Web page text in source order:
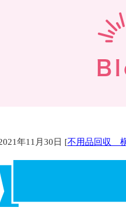
年11月30日 [不用品回収